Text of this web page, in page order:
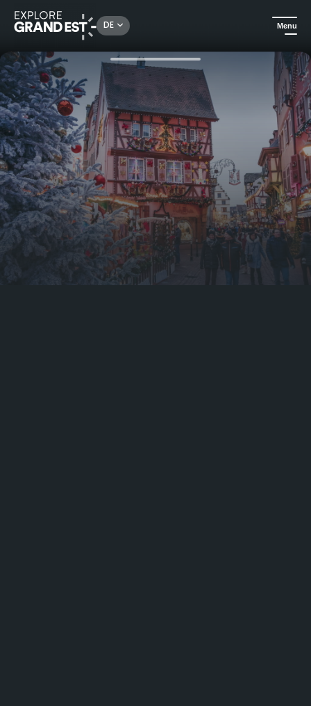
DE Menu
Sehenswertes in der Region Grand Est Bezauberndes Weihnachtsfest von Colmar